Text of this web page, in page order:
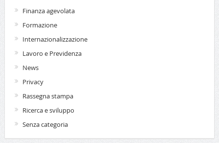
Finanza agevolata
Formazione
Internazionalizzazione
Lavoro e Previdenza
News
Privacy
Rassegna stampa
Ricerca e sviluppo
Senza categoria